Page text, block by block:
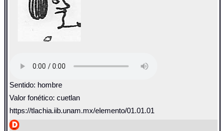
Sentido: hombre
Valor fonético: cuetlan
https://tlachia.iib.unam.mx/elemento/01.01.01